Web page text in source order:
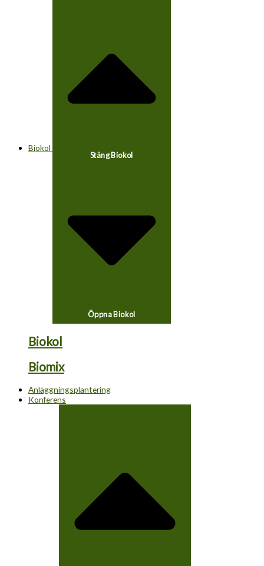
Biokol
Stäng Biokol
Öppna Biokol
Biokol
Biomix
Anläggningsplantering
Konferens